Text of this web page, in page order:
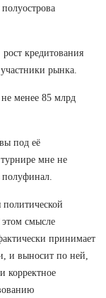
кредитования
рынка.
менее 85 млрд
под её
мне не
смысле
принимает
и выносит по ней,
корректное